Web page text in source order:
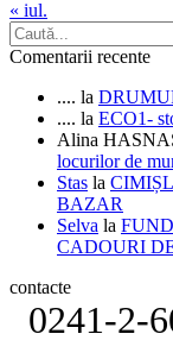
« iul.
Comentarii recente
.... la
.... la ECO1-
Alina
locurilor de
Stas la
BAZAR
Selva la
CADOURI
contacte
0241-2-